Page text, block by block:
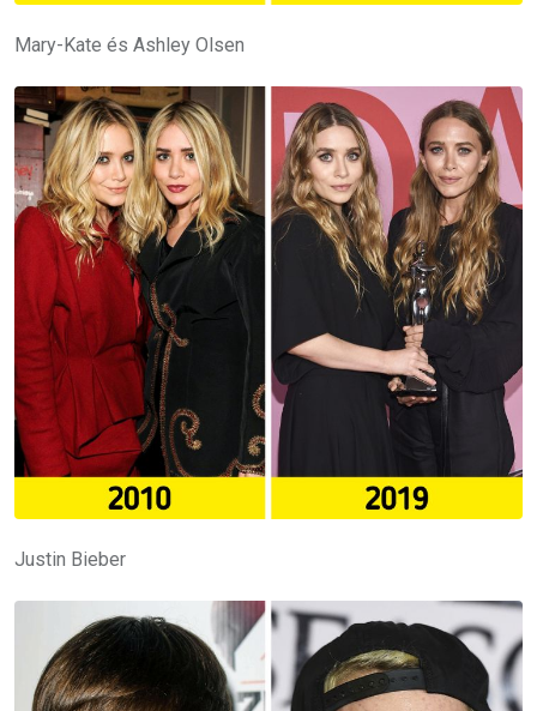
Mary-Kate és Ashley Olsen
Justin Bieber